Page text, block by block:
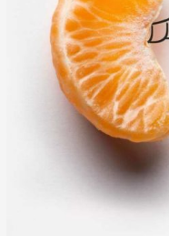
kötelező
és
mikor
nem
védőoltás?